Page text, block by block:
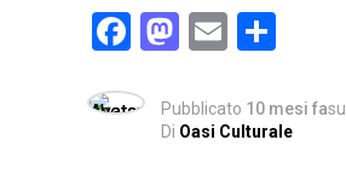
Facebook
Mastodon
Email
Pubblicato 10 mesi fasu
Di Oasi Culturale